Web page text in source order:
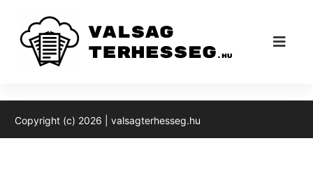
Copyright (c) 2026 | valsagterhesseg.hu